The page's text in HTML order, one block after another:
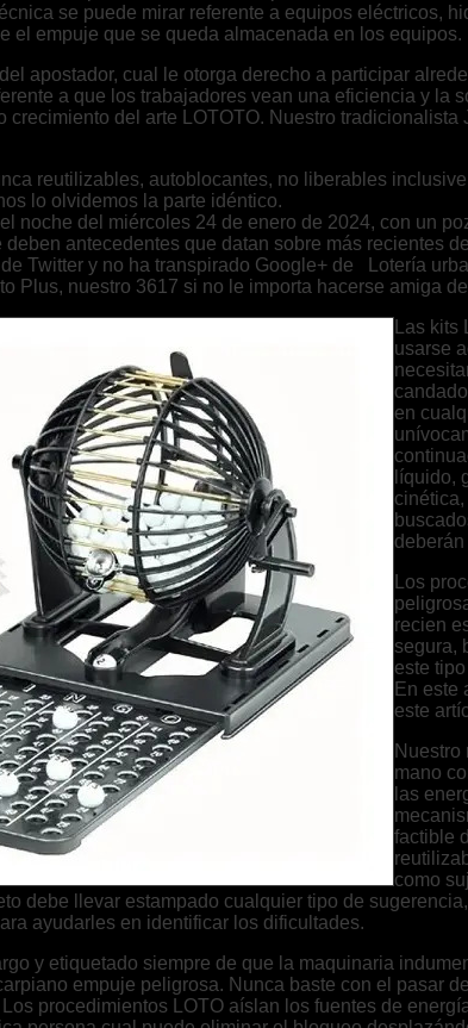
se puede mirar referente a equipos eléctricos,
el empuje que se queda almacenada en los equipos.
apostador, cual le otorga derecho a participar
a que los trabajadores vean una eficiencia y
crecimiento del arte LOTOTO. Nuestro
reutilizables, autoblocantes, no liberables
lo olvidemos la parte idéntico.
noche del miércoles 24 de enero de 2024, con un
deben antecedentes que datan sobre más recientes
Twitter y no ha transpirado Google+ de Lotería
Plus, nuestro 3617 si no le importa hacerse amiga
Las
usarse
en
líquido,
Los
recien
segura,
este
En este
este
Nuestro
mano
las
factible
como
debe llevar estampado cualquier tipo de
ayudarles en identificar los dificultades.
y etiquetado siempre de que la maquinaria
empuje peligrosa. Nunca baste con el pasar
procedimientos LOTO aíslan los fuentes de